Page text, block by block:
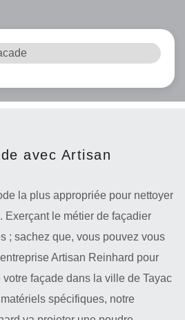
avec Artisan
la plus appropriée pour nettoyer
Exerçant le métier de façadier
; sachez que, vous pouvez vous
Artisan Reinhard pour
façade dans la ville de Tayac
spécifiques, notre